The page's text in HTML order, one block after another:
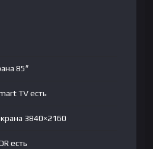
85″
TV есть
3840×2160
есть